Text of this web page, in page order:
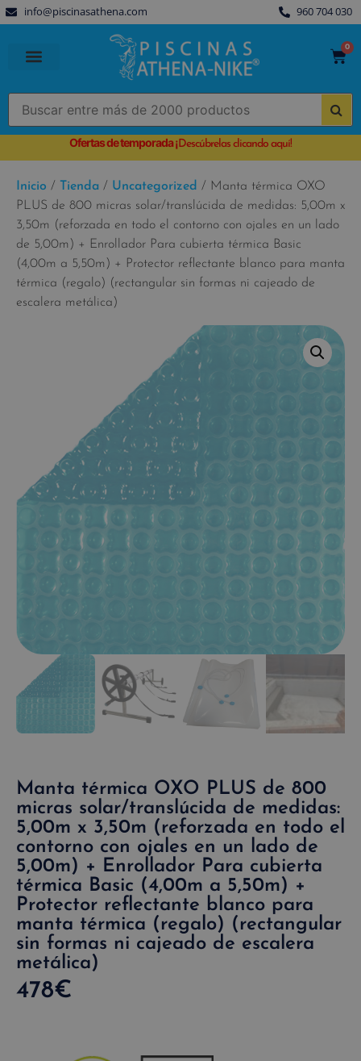
info@piscinasathena.com 960 704 030
0
Ofertas de temporada¡Descúbrelas clicando aquí!
Inicio / Tienda / Uncategorized / Manta térmica OXO
PLUS de 800 micras solar/translúcida de medidas: 5,00m x
3,50m (reforzada en todo el contorno con ojales en un lado
de 5,00m) + Enrollador Para cubierta térmica Basic
(4,00m a 5,50m) + Protector reflectante blanco para manta
térmica (regalo) (rectangular sin formas ni cajeado de
escalera metálica)
Manta térmica OXO PLUS de 800
micras solar/translúcida de medidas:
5,00m x 3,50m (reforzada en todo el
contorno con ojales en un lado de
5,00m) + Enrollador Para cubierta
térmica Basic (4,00m a 5,50m) +
Protector reflectante blanco para
manta térmica (regalo) (rectangular
sin formas ni cajeado de escalera
metálica)
478€